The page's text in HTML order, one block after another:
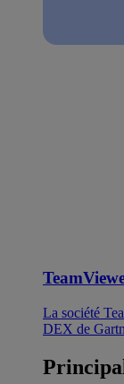
La société
DEX de